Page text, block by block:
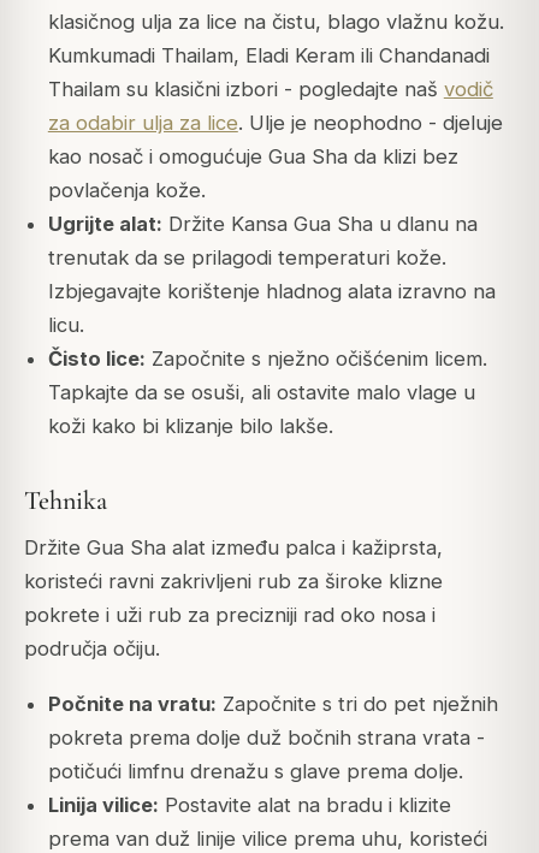
klasičnog ulja za lice na čistu, blago vlažnu kožu.
Kumkumadi Thailam, Eladi Keram ili Chandanadi
Thailam su klasični izbori - pogledajte naš vodič
za odabir ulja za lice. Ulje je neophodno - djeluje
kao nosač i omogućuje Gua Sha da klizi bez
povlačenja kože.
Ugrijte alat: Držite Kansa Gua Sha u dlanu na
trenutak da se prilagodi temperaturi kože.
Izbjegavajte korištenje hladnog alata izravno na
licu.
Čisto lice: Započnite s nježno očišćenim licem.
Tapkajte da se osuši, ali ostavite malo vlage u
koži kako bi klizanje bilo lakše.
Tehnika
Držite Gua Sha alat između palca i kažiprsta,
koristeći ravni zakrivljeni rub za široke klizne
pokrete i uži rub za precizniji rad oko nosa i
područja očiju.
Počnite na vratu: Započnite s tri do pet nježnih
pokreta prema dolje duž bočnih strana vrata -
potičući limfnu drenažu s glave prema dolje.
Linija vilice: Postavite alat na bradu i klizite
prema van duž linije vilice prema uhu, koristeći